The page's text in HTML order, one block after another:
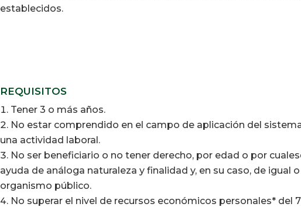
establecidos.
REQUISITOS
Tener 3 o más años.
No estar comprendido en el campo de aplicación del
una actividad laboral.
No ser beneficiario o no tener derecho, por edad o por
ayuda de análoga naturaleza y finalidad y, en su caso, de
organismo público.
No superar el nivel de recursos económicos personales* del